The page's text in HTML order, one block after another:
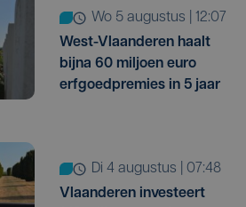
wo 5 augustus | 12:07
West-Vlaanderen haalt
bijna 60 miljoen euro
erfgoedpremies in 5 jaar
di 4 augustus | 07:48
Vlaanderen investeert